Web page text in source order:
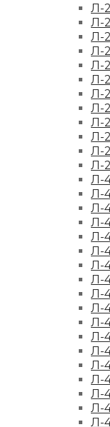
Л-
Л-
Л-
Л-
Л-
Л-
Л-
Л-
Л-
Л-
Л-
Л-
Л-
Л-
Л-
Л-
Л-
Л-
Л-
Л-
Л-
Л-
Л-
Л-
Л-
Л-
Л-
Л-
Л-
Л-